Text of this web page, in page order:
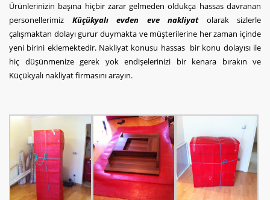
Ürünlerinizin başına hiçbir zarar gelmeden oldukça hassas davranan
personellerimiz Küçükyalı evden eve nakliyat
olarak sizlerle
çalışmaktan dolayı gurur duymakta ve müşterilerine her zaman içinde
yeni birini eklemektedir. Nakliyat konusu hassas bir konu dolayısı ile
hiç düşünmenize gerek yok endişelerinizi bir kenara bırakın ve
Küçükyalı nakliyat firmasını arayın.